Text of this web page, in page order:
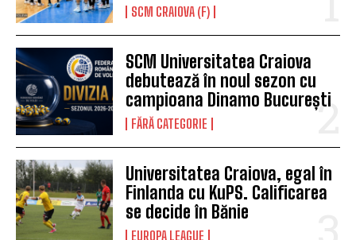
SCM CRAIOVA (F)
SCM Universitatea Craiova
debutează în noul sezon cu
campioana Dinamo București
FĂRĂ CATEGORIE
Universitatea Craiova, egal în
Finlanda cu KuPS. Calificarea
se decide în Bănie
EUROPA LEAGUE